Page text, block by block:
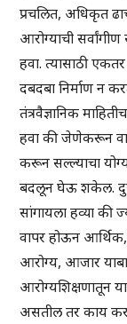
प्रचलित, अधिकृत
आरोग्याची
हवा. त्यासाठी
दबदबा निर्माण न
तंत्रवैज्ञानिक
हवा की जेणेकरून
करून सल्ल्याचा
बदलून घेऊ शकेल. दुसरे
सांगायला हव्या की
वापर होऊन
आरोग्य, आजार
आरोग्यशिक्षणातून
असतील तर काय